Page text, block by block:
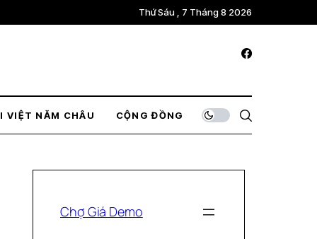
Thứ Sáu , 7 Tháng 8 2026
VIỆT NĂM CHÂU CỘNG ĐỒNG